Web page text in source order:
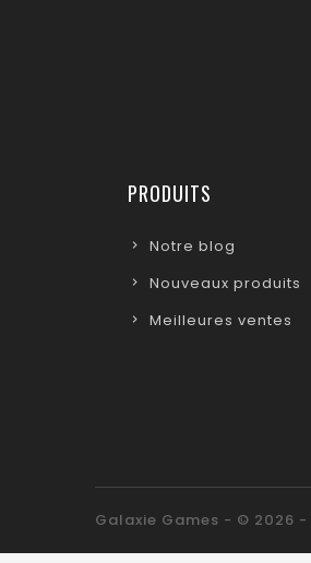
PRODUITS
Notre blog
Nouveaux produits
Meilleures ventes
Galaxie Games - © 2026 -